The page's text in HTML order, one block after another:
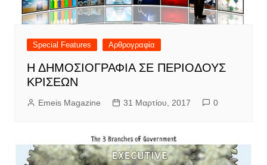
Special Features Αρθρογραφία
Η ΔΗΜΟΣΙΟΓΡΑΦΙΑ ΣΕ ΠΕΡΙΟΔΟΥΣ
ΚΡΙΣΕΩΝ
Emeis Magazine 31 Μαρτίου, 2017 0